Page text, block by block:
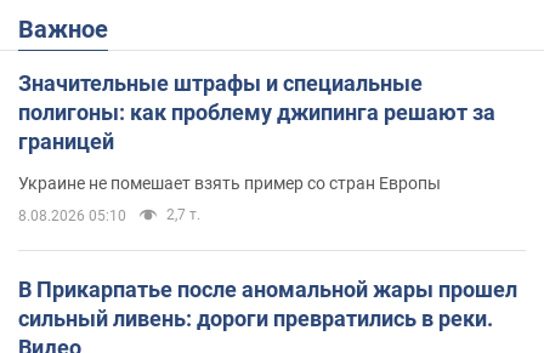
Важное
Значительные штрафы и специальные
полигоны: как проблему джипинга решают за
границей
Украине не помешает взять пример со стран Европы
8.08.2026 05:10 2,7 т.
В Прикарпатье после аномальной жары прошел
сильный ливень: дороги превратились в реки.
Видео